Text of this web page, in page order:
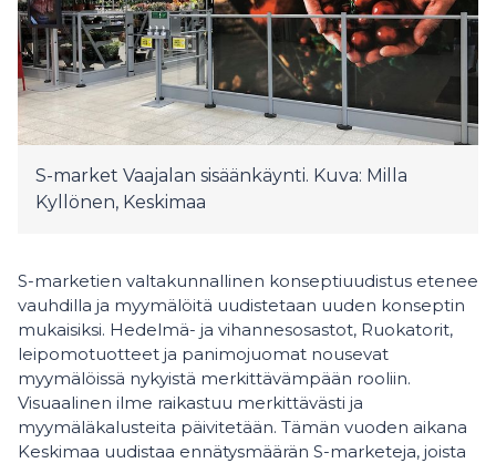
S-market Vaajalan sisäänkäynti. Kuva: Milla
Kyllönen, Keskimaa
S-marketien valtakunnallinen konseptiuudistus etenee
vauhdilla ja myymälöitä uudistetaan uuden konseptin
mukaisiksi. Hedelmä- ja vihannesosastot, Ruokatorit,
leipomotuotteet ja panimojuomat nousevat
myymälöissä nykyistä merkittävämpään rooliin.
Visuaalinen ilme raikastuu merkittävästi ja
myymäläkalusteita päivitetään. Tämän vuoden aikana
Keskimaa uudistaa ennätysmäärän S-marketeja, joista